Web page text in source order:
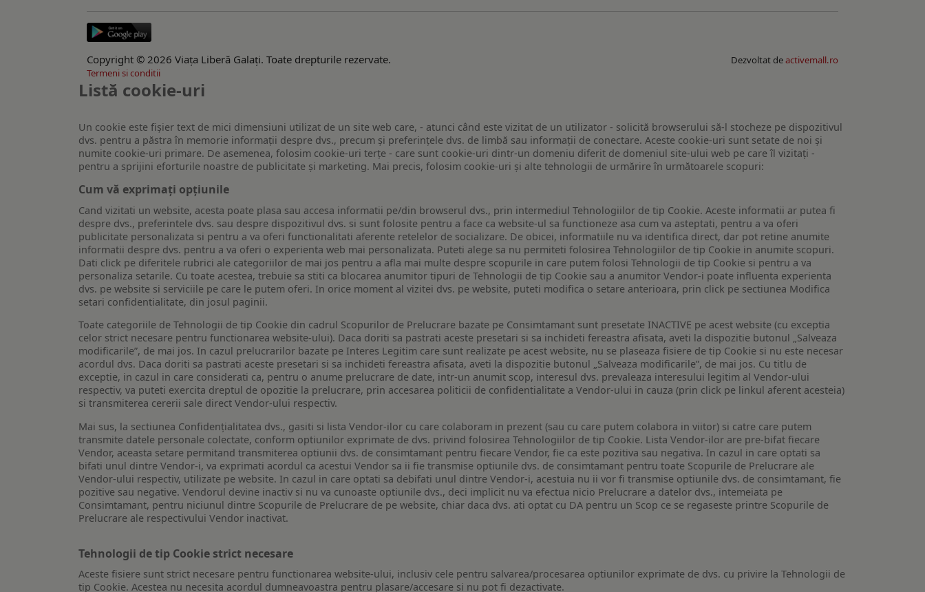
Copyright © 2026 Viaţa Liberă Galaţi. Toate drepturile rezervate. Dezvoltat deactivemall.ro
Termeni si conditii
Listă cookie-uri
Un cookie este fişier text de mici dimensiuni utilizat de un site web care, - atunci când este vizitat de un utilizator - solicită browserului să-l stocheze pe dispozitivul
dvs. pentru a păstra în memorie informații despre dvs., precum și preferințele dvs. de limbă sau informații de conectare. Aceste cookie-uri sunt setate de noi și
numite cookie-uri primare. De asemenea, folosim cookie-uri terțe - care sunt cookie-uri dintr-un domeniu diferit de domeniul site-ului web pe care îl vizitați -
pentru a sprijini eforturile noastre de publicitate și marketing. Mai precis, folosim cookie-uri și alte tehnologii de urmărire în următoarele scopuri:
Cum vă exprimați opțiunile
Cand vizitati un website, acesta poate plasa sau accesa informatii pe/din browserul dvs., prin intermediul Tehnologiilor de tip Cookie. Aceste informatii ar putea fi
despre dvs., preferintele dvs. sau despre dispozitivul dvs. si sunt folosite pentru a face ca website-ul sa functioneze asa cum va asteptati, pentru a va oferi
publicitate personalizata si pentru a va oferi functionalitati aferente retelelor de socializare. De obicei, informatiile nu va identifica direct, dar pot retine anumite
informatii despre dvs. pentru a va oferi o experienta web mai personalizata. Puteti alege sa nu permiteti folosirea Tehnologiilor de tip Cookie in anumite scopuri.
Dati click pe diferitele rubrici ale categoriilor de mai jos pentru a afla mai multe despre scopurile in care putem folosi Tehnologii de tip Cookie si pentru a va
personaliza setarile. Cu toate acestea, trebuie sa stiti ca blocarea anumitor tipuri de Tehnologii de tip Cookie sau a anumitor Vendor-i poate influenta experienta
dvs. pe website si serviciile pe care le putem oferi. In orice moment al vizitei dvs. pe website, puteti modifica o setare anterioara, prin click pe sectiunea Modifica
setari confidentialitate, din josul paginii.
Toate categoriile de Tehnologii de tip Cookie din cadrul Scopurilor de Prelucrare bazate pe Consimtamant sunt presetate INACTIVE pe acest website (cu exceptia
celor strict necesare pentru functionarea website-ului). Daca doriti sa pastrati aceste presetari si sa inchideti fereastra afisata, aveti la dispozitie butonul „Salveaza
modificarile”, de mai jos. In cazul prelucrarilor bazate pe Interes Legitim care sunt realizate pe acest website, nu se plaseaza fisiere de tip Cookie si nu este necesar
acordul dvs. Daca doriti sa pastrati aceste presetari si sa inchideti fereastra afisata, aveti la dispozitie butonul „Salveaza modificarile”, de mai jos. Cu titlu de
exceptie, in cazul in care considerati ca, pentru o anume prelucrare de date, intr-un anumit scop, interesul dvs. prevaleaza interesului legitim al Vendor-ului
respectiv, va puteti exercita dreptul de opozitie la prelucrare, prin accesarea politicii de confidentialitate a Vendor-ului in cauza (prin click pe linkul aferent acesteia)
si transmiterea cererii sale direct Vendor-ului respectiv.
Mai sus, la sectiunea Confidențialitatea dvs., gasiti si lista Vendor-ilor cu care colaboram in prezent (sau cu care putem colabora in viitor) si catre care putem
transmite datele personale colectate, conform optiunilor exprimate de dvs. privind folosirea Tehnologiilor de tip Cookie. Lista Vendor-ilor are pre-bifat fiecare
Vendor, aceasta setare permitand transmiterea optiunii dvs. de consimtamant pentru fiecare Vendor, fie ca este pozitiva sau negativa. In cazul in care optati sa
bifati unul dintre Vendor-i, va exprimati acordul ca acestui Vendor sa ii fie transmise optiunile dvs. de consimtamant pentru toate Scopurile de Prelucrare ale
Vendor-ului respectiv, utilizate pe website. In cazul in care optati sa debifati unul dintre Vendor-i, acestuia nu ii vor fi transmise optiunile dvs. de consimtamant, fie
pozitive sau negative. Vendorul devine inactiv si nu va cunoaste optiunile dvs., deci implicit nu va efectua nicio Prelucrare a datelor dvs., intemeiata pe
Consimtamant, pentru niciunul dintre Scopurile de Prelucrare de pe website, chiar daca dvs. ati optat cu DA pentru un Scop ce se regaseste printre Scopurile de
Prelucrare ale respectivului Vendor inactivat.
Tehnologii de tip Cookie strict necesare
Aceste fisiere sunt strict necesare pentru functionarea website-ului, inclusiv cele pentru salvarea/procesarea optiunilor exprimate de dvs. cu privire la Tehnologii de
tip Cookie. Acestea nu necesita acordul dumneavoastra pentru plasare/accesare si nu pot fi dezactivate.